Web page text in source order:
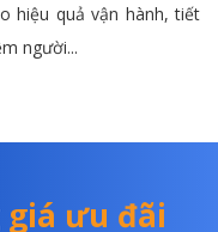
hiệu quả vận hành, tiết
người...
giá ưu đãi